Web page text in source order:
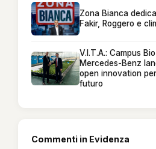
Zona Bianca
Fakir, Roggero e
V.I.T.A.: Campus
Mercedes-Benz
open innovation
futuro
Commenti in Evidenza